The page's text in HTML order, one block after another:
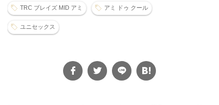
TRC ブレイズ MID アミ アミ ドゥ クール
ユニセックス